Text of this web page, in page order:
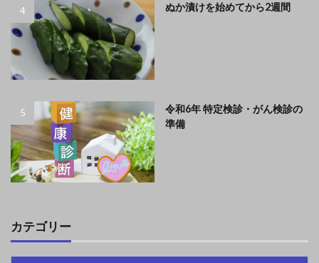
ぬか漬けを始めてから2週間
令和6年 特定検診・がん検診の
準備
カテゴリー